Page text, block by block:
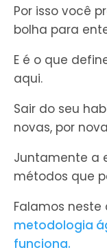
Por isso você
bolha para
E é o que
aqui.
Sair do seu
novas, por
Juntamente a
métodos que
Falamos
metodologia
funciona.